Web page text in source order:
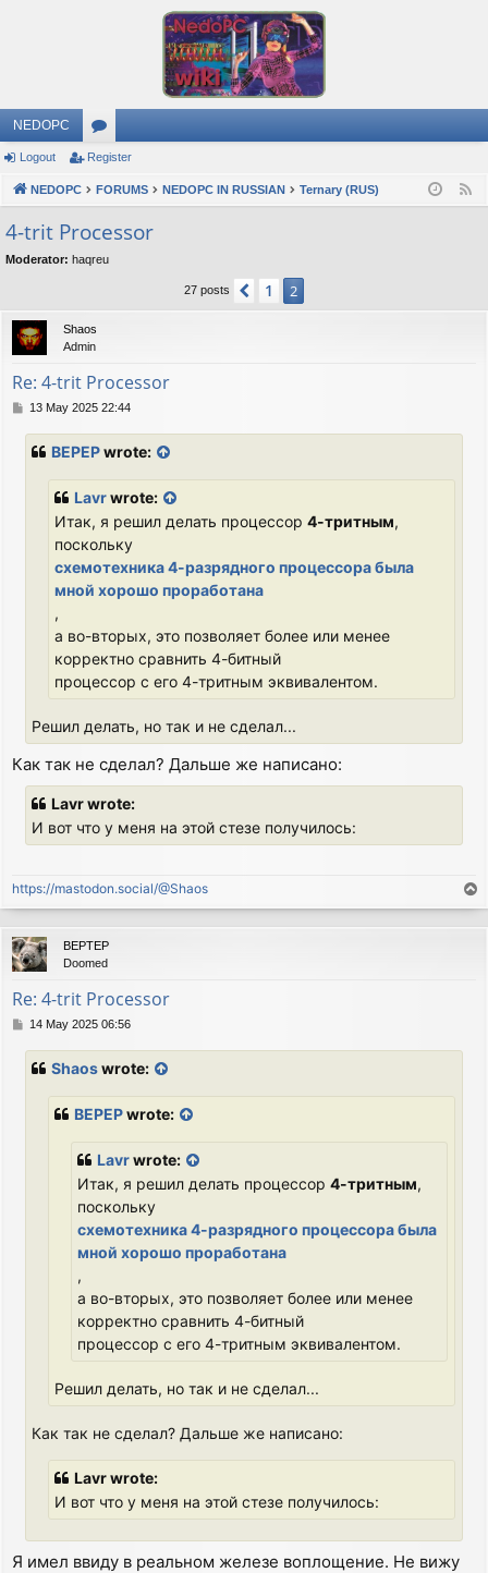
NEDOPC
or
u
s
Logout Register
NEDOPC FORUMS NEDOPC IN RUSSIAN Ternary (RUS)
4-trit Processor
Moderator: haqreu
27 posts Previous
1 2
Shaos
Admin
Re: 4-trit Processor
P13 May 2025 22:44
BEPEPwrote:
Lavrwrote:
Итак, я решил делать процессор 4-тритным,
поскольку
схемотехника 4-разрядного процессора была
мной хорошо проработана
,
а во-вторых, это позволяет более или менее
корректно сравнить 4-битный
процессор с его 4-тритным эквивалентом.
Решил делать, но так и не сделал...
Как так не сделал? Дальше же написано:
Lavr wrote:
И вот что у меня на этой стезе получилось:
https://mastodon.social/@Shaos
o
p
BEPTEP
Doomed
Re: 4-trit Processor
P14 May 2025 06:56
Shaoswrote:
BEPEPwrote:
Lavrwrote:
Итак, я решил делать процессор 4-тритным,
поскольку
схемотехника 4-разрядного процессора была
мной хорошо проработана
,
а во-вторых, это позволяет более или менее
корректно сравнить 4-битный
процессор с его 4-тритным эквивалентом.
Решил делать, но так и не сделал...
Как так не сделал? Дальше же написано:
Lavr wrote:
И вот что у меня на этой стезе получилось:
Я имел ввиду в реальном железе воплощение. Не вижу